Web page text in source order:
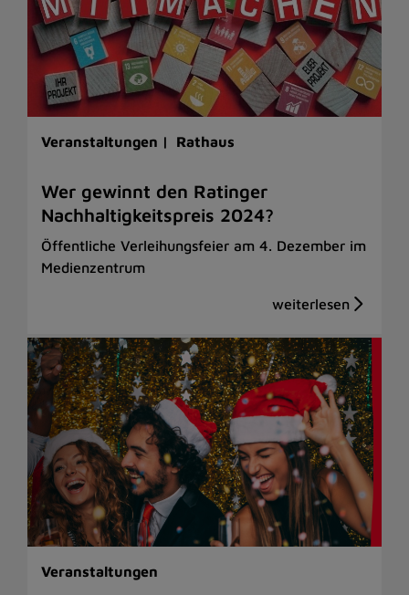
Veranstaltungen | Rathaus
Wer gewinnt den Ratinger
Nachhaltigkeitspreis 2024?
Öffentliche Verleihungsfeier am 4. Dezember im
Medienzentrum
Veranstaltungen